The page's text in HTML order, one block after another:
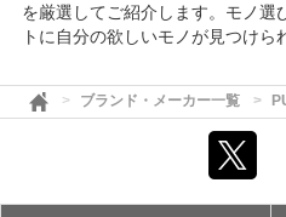
を厳選してご紹介します。モノ選
トに自分の欲しいモノが見つけら
ブランド・メーカー一覧